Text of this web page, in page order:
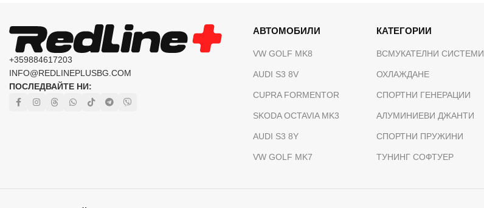
+359884617203
INFO@REDLINEPLUSBG.COM
ПОСЛЕДВАЙТЕ НИ:
АВТОМОБИЛИ
VW GOLF MK8
AUDI S3 8V
CUPRA FORMENTOR
SKODA OCTAVIA MK3
AUDI S3 8Y
VW GOLF MK7
КАТЕГОРИИ
ВСМУКАТЕЛНИ СИСТЕМИ
ОХЛАЖДАНЕ
СПОРТНИ ГЕНЕРАЦИИ
АЛУМИНИЕВИ ДЖАНТИ
СПОРТНИ ПРУЖИНИ
ТУНИНГ СОФТУЕР